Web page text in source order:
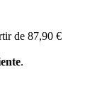
de 87,90 €
.